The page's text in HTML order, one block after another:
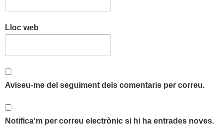
Lloc web
Aviseu-me del seguiment dels comentaris per correu.
Notifica'm per correu electrònic si hi ha entrades noves.